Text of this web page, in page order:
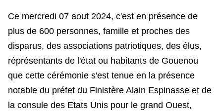
Ce mercredi 07 aout 2024, c'est en présence de
plus de 600 personnes, famille et proches des
disparus, des associations patriotiques, des élus,
réprésentants de l'état ou habitants de Gouenou
que cette cérémonie s'est tenue en la présence
notable du préfet du Finistère Alain Espinasse et de
la consule des Etats Unis pour le grand Ouest,